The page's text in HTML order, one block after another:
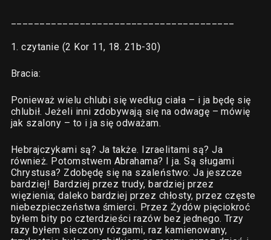
1. czytanie (2 Kor 11, 18. 21b-30)
Bracia:
Ponieważ wielu chlubi się według ciała – i ja będę się
chlubił. Jeżeli inni zdobywają się na odwagę – mówię
jak szalony – to i ja się odważam.
Hebrajczykami są? Ja także. Izraelitami są? Ja
również. Potomstwem Abrahama? I ja. Są sługami
Chrystusa? Zdobędę się na szaleństwo: Ja jeszcze
bardziej! Bardziej przez trudy, bardziej przez
więzienia; daleko bardziej przez chłosty, przez częste
niebezpieczeństwa śmierci. Przez Żydów pięciokroć
byłem bity po czterdzieści razów bez jednego. Trzy
razy byłem sieczony rózgami, raz kamienowany,